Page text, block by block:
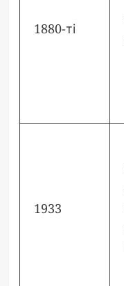
1880-ті
1933